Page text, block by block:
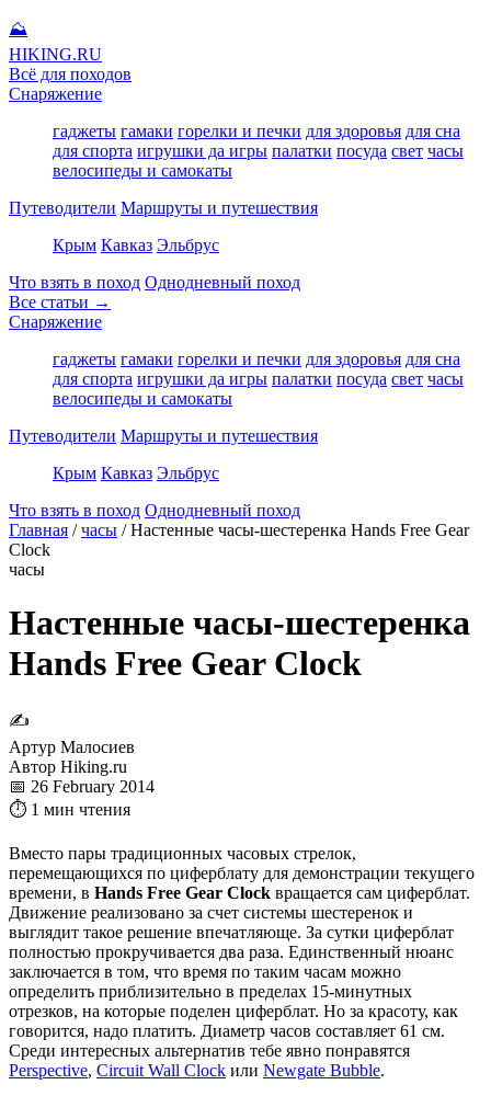
⛰
HIKING.RU
Всё для походов
Снаряжение
гаджеты гамаки горелки и печки для здоровья для сна
для спорта игрушки да игры палатки посуда свет часы
велосипеды и самокаты
Путеводители Маршруты и путешествия
Крым Кавказ Эльбрус
Что взять в поход Однодневный поход
Все статьи →
Снаряжение
гаджеты гамаки горелки и печки для здоровья для сна
для спорта игрушки да игры палатки посуда свет часы
велосипеды и самокаты
Путеводители Маршруты и путешествия
Крым Кавказ Эльбрус
Что взять в поход Однодневный поход
Главная / часы / Настенные часы-шестеренка Hands Free Gear
Clock
часы
Настенные часы-шестеренка
Hands Free Gear Clock
✍
Артур Малосиев
Автор Hiking.ru
📅 26 February 2014
⏱ 1 мин чтения
Вместо пары традиционных часовых стрелок,
перемещающихся по циферблату для демонстрации текущего
времени, в Hands Free Gear Clock вращается сам циферблат.
Движение реализовано за счет системы шестеренок и
выглядит такое решение впечатляюще. За сутки циферблат
полностью прокручивается два раза. Единственный нюанс
заключается в том, что время по таким часам можно
определить приблизительно в пределах 15-минутных
отрезков, на которые поделен циферблат. Но за красоту, как
говорится, надо платить. Диаметр часов составляет 61 см.
Среди интересных альтернатив тебе явно понравятся
Perspective, Circuit Wall Clock или Newgate Bubble.